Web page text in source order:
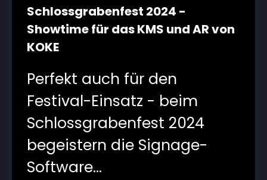
Schlossgrabenfest 2024 -
Showtime für das KMS und AR von
KOKE
Perfekt auch für den
Festival-Einsatz - beim
Schlossgrabenfest 2024
begeistern die Signage-
Software...